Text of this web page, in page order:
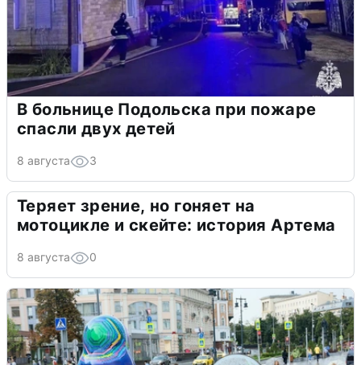
В больнице Подольска при пожаре
спасли двух детей
8 августа 3
Теряет зрение, но гоняет на
мотоцикле и скейте: история Артема
8 августа 0